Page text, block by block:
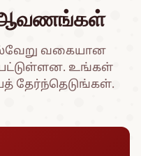
ஆவணங்கள்
வகையான
உங்கள்
தேர்ந்தெடுங்கள்.